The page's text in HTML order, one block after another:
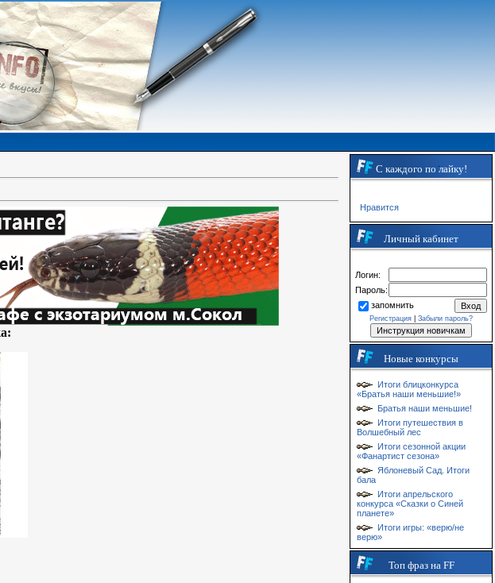
С каждого по лайку!
Нравится
Личный кабинет
Логин:
Пароль:
запомнить
Регистрация Забыли пароль?
Новые конкурсы
Итоги блицконкурса
«Братья наши меньшие!»
Братья наши меньшие!
Итоги путешествия в
Волшебный лес
Итоги сезонной акции
«Фанартист сезона»
Яблоневый Сад. Итоги
бала
Итоги апрельского
конкурса «Сказки о Синей
планете»
Итоги игры: «верю/не
верю»
Топ фраз на FF